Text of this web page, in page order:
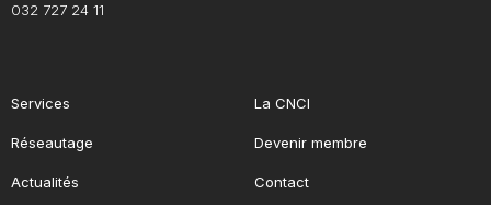
032 727 24 11
Services
Réseautage
Actualités
La CNCI
Devenir membre
Contact